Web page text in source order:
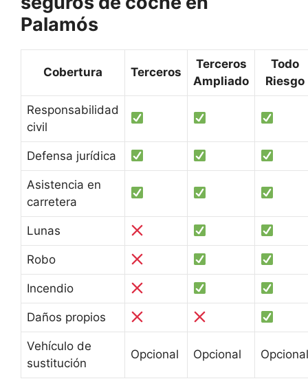
Palamós
Cobertura Terceros
Terceros
Ampliado
Todo
Riesgo
Responsabilidad
civil
Defensa jurídica
Asistencia en
carretera
Lunas
Robo
Incendio
Daños propios
Vehículo de
sustitución
Opcional Opcional Opcional